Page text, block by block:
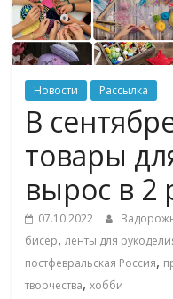
Портал
об
онлайн-
торговле,
Новости Рассылка
В
товары
вырос в 2
07.10.2022
бисер,ленты для
постфевральская Россия,
творчества,хобби